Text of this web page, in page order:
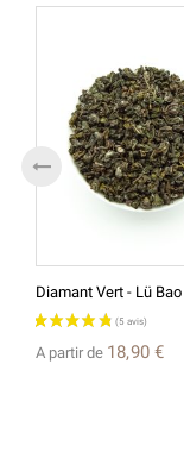
Diamant Vert - Lü Bao
A partir de 18,90 €